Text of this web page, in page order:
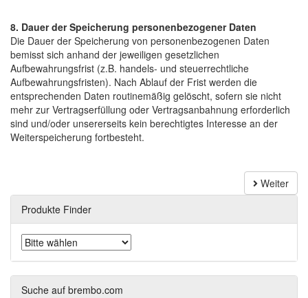
8. Dauer der Speicherung personenbezogener Daten
Die Dauer der Speicherung von personenbezogenen Daten
bemisst sich anhand der jeweiligen gesetzlichen
Aufbewahrungsfrist (z.B. handels- und steuerrechtliche
Aufbewahrungsfristen). Nach Ablauf der Frist werden die
entsprechenden Daten routinemäßig gelöscht, sofern sie nicht
mehr zur Vertragserfüllung oder Vertragsanbahnung erforderlich
sind und/oder unsererseits kein berechtigtes Interesse an der
Weiterspeicherung fortbesteht.
Weiter
Produkte Finder
Suche auf brembo.com